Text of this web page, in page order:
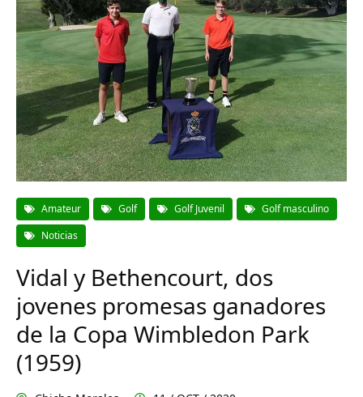
Amateur Golf Golf Juvenil
Golf masculino
Noticias
Vidal y Bethencourt, dos
jovenes promesas ganadores
de la Copa Wimbledon Park
(1959)